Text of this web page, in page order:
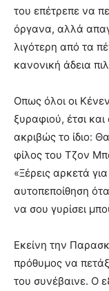
του επέτρεπε να
όργανα, αλλά
λιγότερη από τα
κανονική άδεια
Οπως όλοι οι
ξυραφιού, έτσι
ακριβώς το ίδιο:
φίλος του Τζον
«Ξέρεις αρκετά
αυτοπεποίθηση
να σου γυρίσει
Εκείνη την
πρόθυμος να
του συνέβαινε. Ο